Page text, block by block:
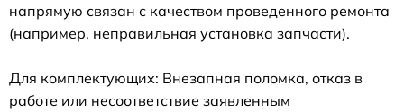
напрямую связан с качеством проведенного ремонта
(например, неправильная установка запчасти).
Для комплектующих: Внезапная поломка, отказ в
работе или несоответствие заявленным